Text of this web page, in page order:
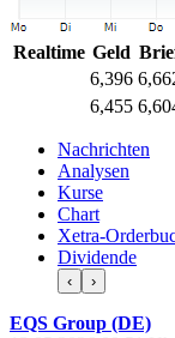
Realtime Geld
6,396
6,455
Nachrichten
Analysen
Kurse
Chart
Xetra-
Dividende
‹ ›
EQS Group (DE)